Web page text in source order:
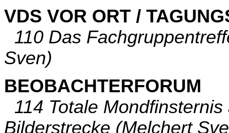
VDS VOR ORT /
110 Das
Sven)
BEOBACHTERFORUM
114 Totale
Bilderstrecke (Melchert